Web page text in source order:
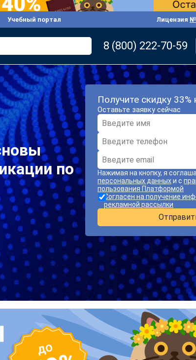
Учебный портал Лицензия №
8 (800) 222-70-59
по
Получите скидку 33%
Оставьте заявку сейчас
Нажимая на кнопку, я
персональных данныхи с
пользования Платформой
Согласен на получение
рекламной рассылки